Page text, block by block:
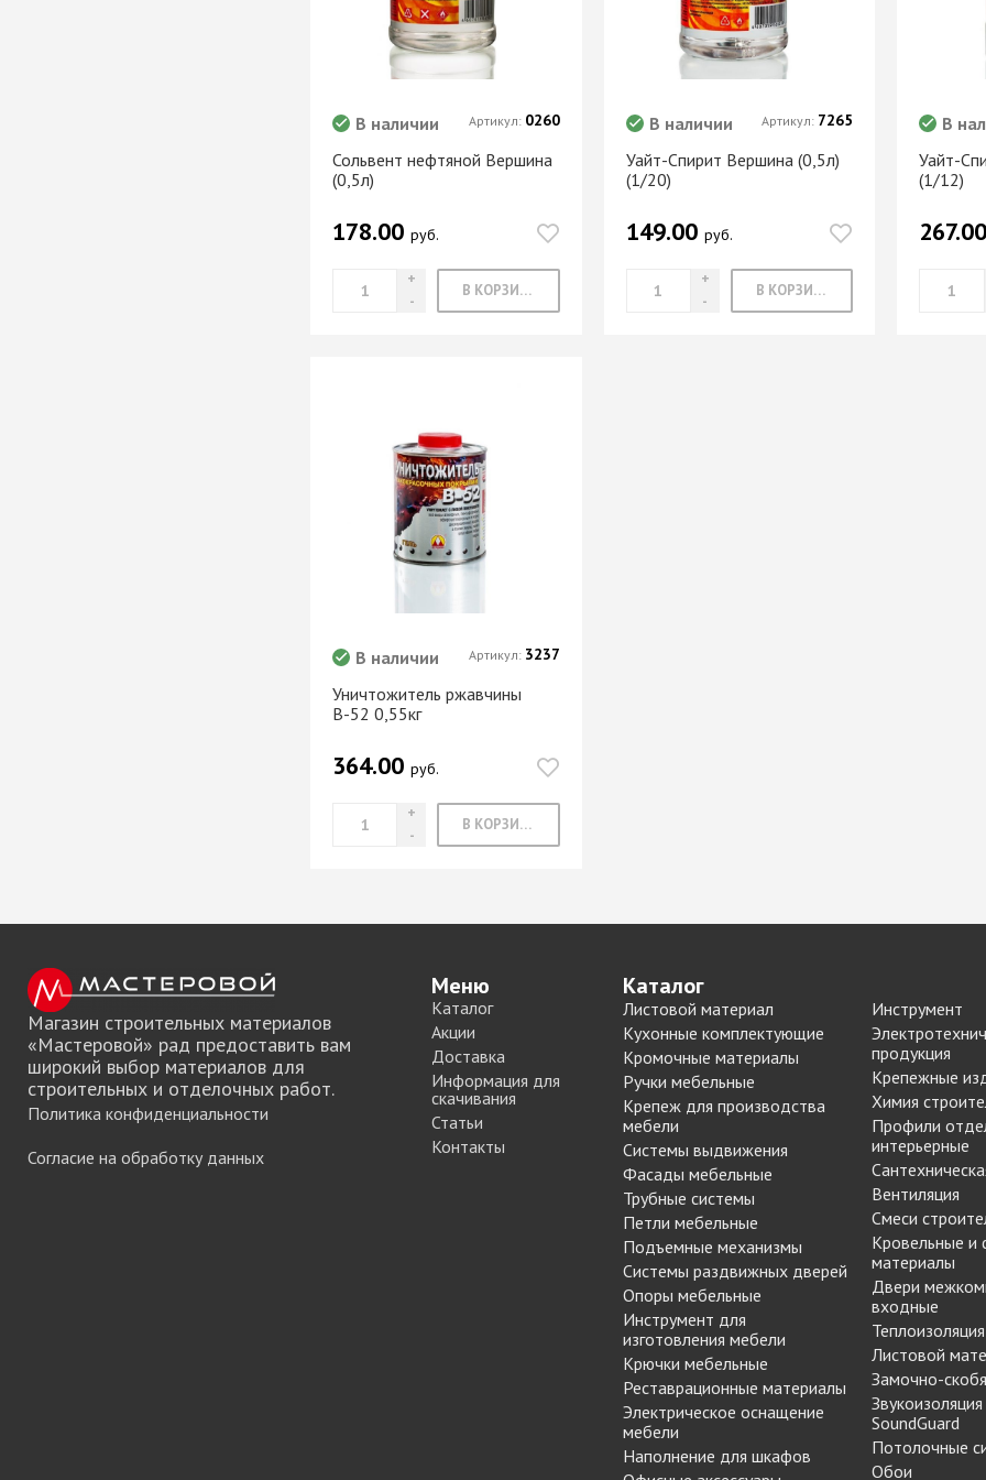
МАРКЕР МЕБЕЛЬНЫЙ
РЕСТАВРАЦИОННЫЕ
ИНСТРУМЕНТЫ
мебели
Замки мебельные
Полоки сетчатые,
обувные механизмы
Штанги выдвижные,
Решетки
вентиляционные
мебельные
Сольвент нефтяной Вершина
(0,5л)
В наличии
178.00 руб.
В КОРЗИНУ
Артикул: 0260
Уайт-Спирит Вершина (0,5л)
(1/20)
В наличии
149.00 руб.
В КОРЗИНУ
Артикул: 7265
Уайт-
(1/12)
В
Уничтожитель ржавчины
В-52 0,55кг
В наличии
364.00 руб.
В КОРЗИНУ
Артикул: 3237
Магазин строительных материалов
«Мастеровой» рад предоставить вам
широкий выбор материалов для
строительных и отделочных работ.
Политика конфиденциальности
Согласие на обработку данных
Меню
Каталог
Акции
Доставка
Информация для
скачивания
Статьи
Контакты
Каталог
Листовой материал
Кухонные комплектующие
Кромочные материалы
Ручки мебельные
Крепеж для производства
мебели
Системы выдвижения
Фасады мебельные
Трубные системы
Петли мебельные
Подъемные механизмы
Системы раздвижных дверей
Опоры мебельные
Инструмент для
изготовления мебели
Крючки мебельные
Реставрационные материалы
Электрическое оснащение
мебели
Наполнение для шкафов
Инструмент
продукция
Крепежные
Химия
Профили
интерьерные
Вентиляция
Смеси
Кровельные и
материалы
Двери
входные
Теплоизоляция
Листовой
Замочно-
SoundGuard
Потолочные
Обои